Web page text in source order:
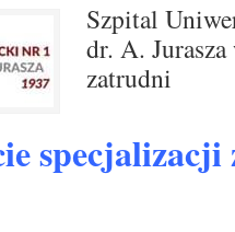
Szpital
dr. A.
zatrudni
specjalizacji